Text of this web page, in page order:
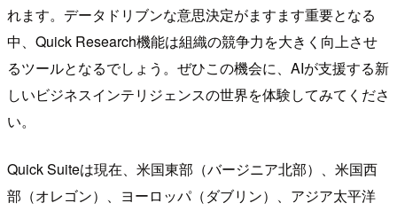
れます。データドリブンな意思決定がますます重要となる
中、Quick Research機能は組織の競争力を大きく向上させ
るツールとなるでしょう。ぜひこの機会に、AIが支援する新
しいビジネスインテリジェンスの世界を体験してみてくださ
い。
Quick Suiteは現在、米国東部（バージニア北部）、米国西
部（オレゴン）、ヨーロッパ（ダブリン）、アジア太平洋